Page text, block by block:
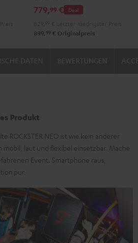
Black
Steel
Deal
779,99 €
899, 99 € Originalpreis
Produkt
ROCKSTER NEO ist wie kein anderer
laut und flexibel einsetzbar. Mache
Event. Smartphone raus,
pur.